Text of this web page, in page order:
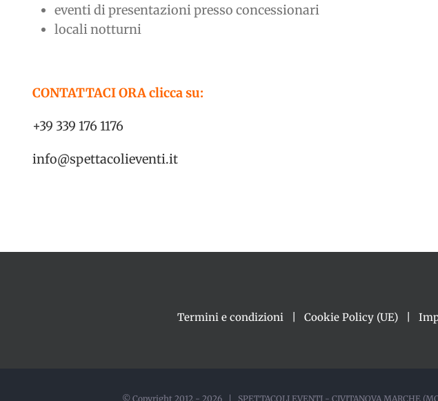
eventi di presentazioni presso concessionari
locali notturni
CONTATTACI ORA clicca su:
+39 339 176 1176
info@spettacolieventi.it
Termini e condizioni Cookie Policy (UE)
© Copyright 2012 - 2026 | SPETTACOLI EVENTI - CIVITANOVA MARCHE